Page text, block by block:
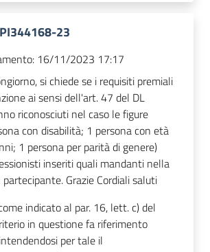
23
16/11/2023 17:17
si chiede se i requisiti premiali
ai sensi dell'art. 47 del DL
riconosciuti nel caso le figure
con disabilità; 1 persona con età
1 persona per parità di genere)
inseriti quali mandanti nella
Grazie Cordiali saluti
indicato al par. 16, lett. c) del
in questione fa riferimento
per tale il